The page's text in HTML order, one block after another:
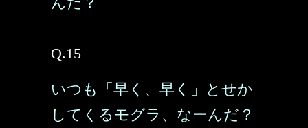
Q.15
いつも「早く、早く」とせか
してくるモグラ、なーんだ？